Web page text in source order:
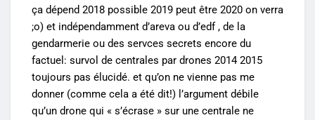
ça dépend 2018 possible 2019 peut être 2020 on verra
;o) et indépendamment d’areva ou d’edf , de la
gendarmerie ou des servces secrets encore du
factuel: survol de centrales par drones 2014 2015
toujours pas élucidé. et qu’on ne vienne pas me
donner (comme cela a été dit!) l’argument débile
qu’un drone qui « s’écrase » sur une centrale ne